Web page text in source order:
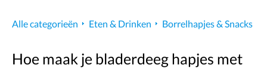
Alle categorieën Eten & Drinken Borrelhapjes & Snacks
Hoe maak je bladerdeeg hapjes met